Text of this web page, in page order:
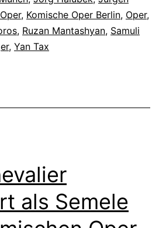
, Komische Oper Berlin, Oper,
, Ruzan Mantashyan, Samuli
, Yan Tax
als Semele